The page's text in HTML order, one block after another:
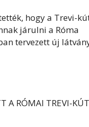
hogy a Trevi-
járulni a Róma
tervezett új
A RÓMAI TREVI-KÚT